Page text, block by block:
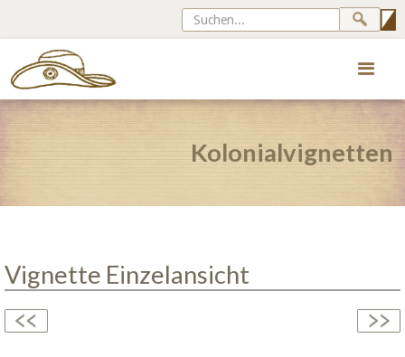
Kolonialvignetten
Vignette Einzelansicht